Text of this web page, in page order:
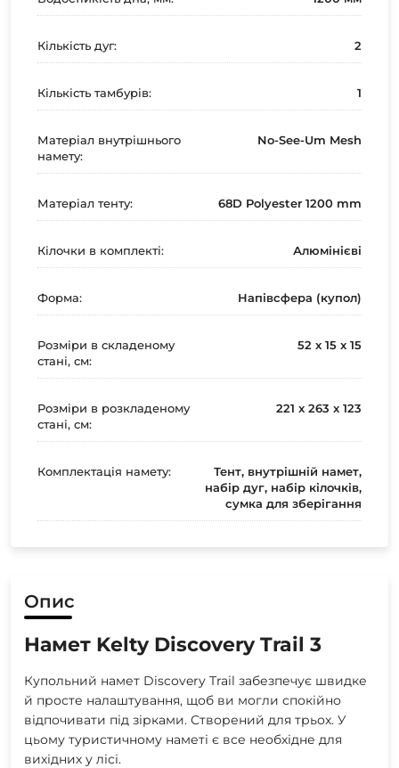
Кількість дуг: 2
Кількість тамбурів: 1
Матеріал внутрішнього
намету:
No-See-Um Mesh
Матеріал тенту: 68D Polyester 1200 mm
Кілочки в комплекті: Алюмінієві
Форма: Напівсфера (купол)
Розміри в складеному
стані, см:
52 x 15 x 15
Розміри в розкладеному
стані, см:
221 x 263 x 123
Комплектація намету:
Тент, внутрішній намет,
набір дуг, набір кілочків,
сумка для зберігання
Опис
Намет Kelty Discovery Trail 3
Купольний намет Discovery Trail забезпечує швидке
й просте налаштування, щоб ви могли спокійно
відпочивати під зірками. Створений для трьох. У
цьому туристичному наметі є все необхідне для
вихідних у лісі.